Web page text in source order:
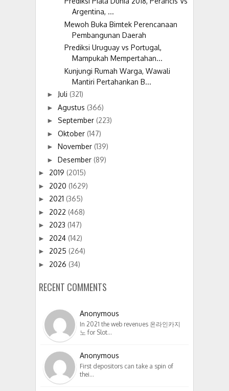
Argentina, ...
Mewoh Buka Bimtek Perencanaan
Pembangunan Daerah
Prediksi Uruguay vs Portugal,
Mampukah Mempertahan...
Kunjungi Rumah Warga, Wawali
Mantiri Pertahankan B...
► Juli (321)
► Agustus (366)
► September (223)
► Oktober (147)
► November (139)
► Desember (89)
► 2019 (2015)
► 2020 (1629)
► 2021 (365)
► 2022 (468)
► 2023 (147)
► 2024 (142)
► 2025 (264)
► 2026 (34)
RECENT COMMENTS
Anonymous
In 2021 the web revenues 온라인카지
노 for Slot…
Anonymous
First depositors can take a spin of
thei…